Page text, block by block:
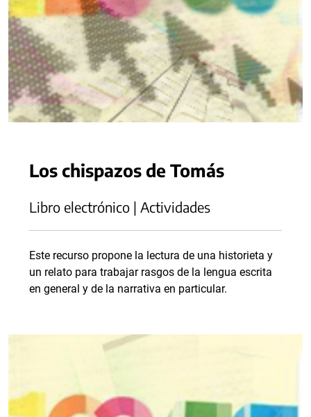
Los chispazos de Tomás
Libro electrónico | Actividades
Este recurso propone la lectura de una historieta y
un relato para trabajar rasgos de la lengua escrita
en general y de la narrativa en particular.